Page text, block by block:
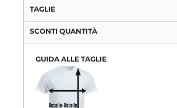
TAGLIE
SCONTI QUANTITÀ
GUIDA ALLE TAGLIE